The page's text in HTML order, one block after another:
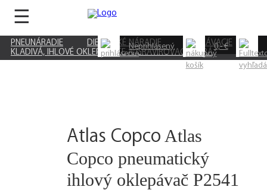
☰
Neprihlásený 0,- €
PNEUNÁRADIE DIELENSKÉ NÁRADIE
OSEKÁVACIE
KLADIVÁ, IHLOVÉ OKLEPÁVAČE A GRAVÍROVACIE PERÁ
Atlas Copco Atlas
Copco pneumatický
ihlový oklepávač P2541